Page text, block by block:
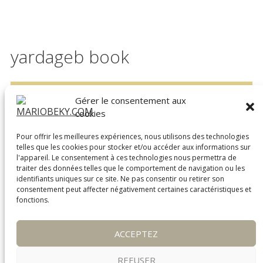
Gérer le consentement aux
cookies
Pour offrir les meilleures expériences, nous utilisons des technologies
telles que les cookies pour stocker et/ou accéder aux informations sur
l'appareil. Le consentement à ces technologies nous permettra de
traiter des données telles que le comportement de navigation ou les
identifiants uniques sur ce site. Ne pas consentir ou retirer son
consentement peut affecter négativement certaines caractéristiques et
fonctions.
ACCEPTEZ
REFUSER
yardageb book
Aucun produit ne correspond à votre sélection.
Garantie de remboursement de 14 jours
LEXPÉDITION INTERNATIONALE
Plus d’infos
Expédition et garantie
GDPR, CCPA, protection des données personnelles
Mon compte d’achat